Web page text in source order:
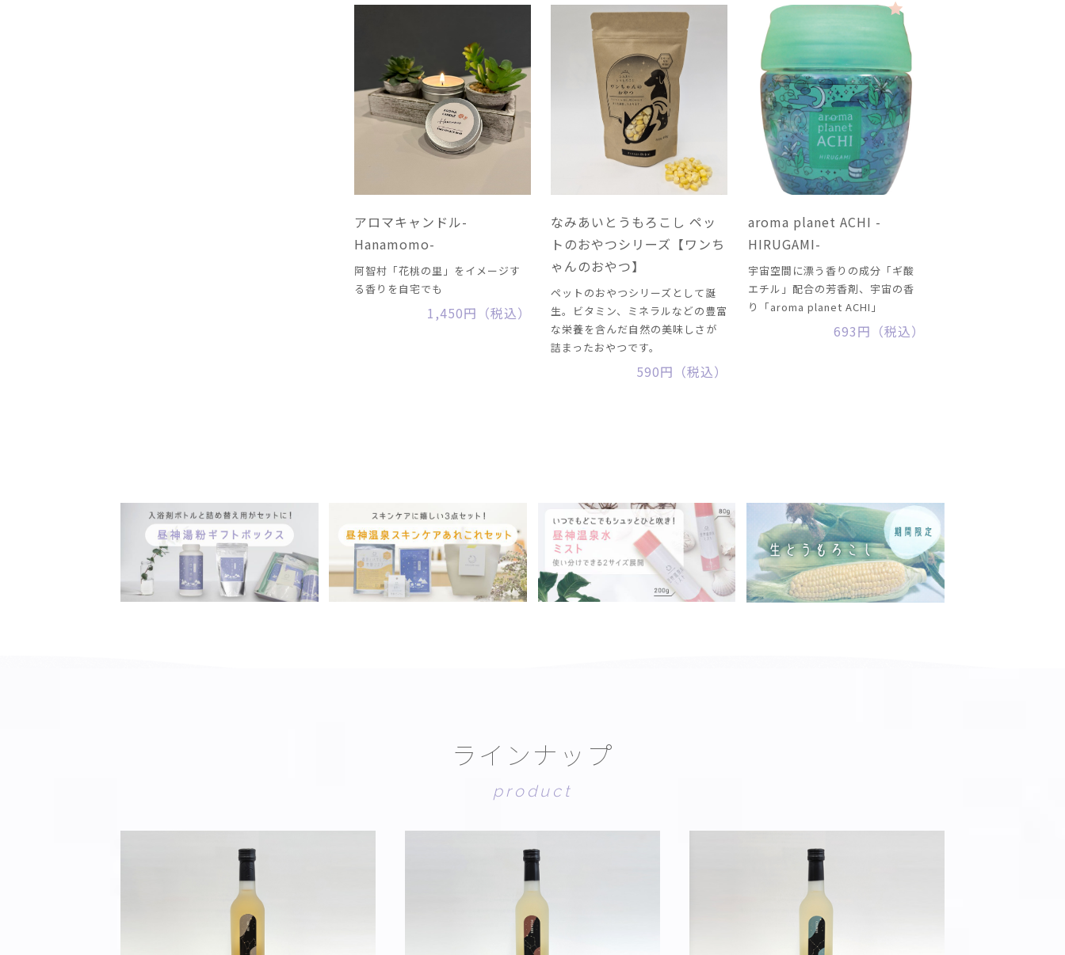
アロマキャンドル-
Hanamomo-
阿智村「花桃の里」をイメージす
る香りを自宅でも
1,450円（税込）
なみあいとうもろこし ペッ
トのおやつシリーズ【ワンち
ゃんのおやつ】
ペットのおやつシリーズとして誕
生。ビタミン、ミネラルなどの豊富
な栄養を含んだ自然の美味しさが
詰まったおやつです。
590円（税込）
aroma planet ACHI -
HIRUGAMI-
宇宙空間に漂う香りの成分「ギ酸
エチル」配合の芳香剤、宇宙の香
り「aroma planet ACHI」
693円（税込）
ラ イ ンナ ッ プ
pro du c t